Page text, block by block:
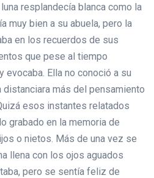
resplandecía blanca como la
muy bien a su abuela, pero la
en los recuerdos de sus
que pese al tiempo
evocaba. Ella no conoció a su
más del pensamiento
esos instantes relatados
grabado en la memoria de
o nietos. Más de una vez se
llena con los ojos aguados
pero se sentía feliz de